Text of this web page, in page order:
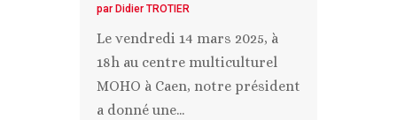
par Didier TROTIER
Le vendredi 14 mars 2025, à
18h au centre multiculturel
MOHO à Caen, notre président
a donné une...